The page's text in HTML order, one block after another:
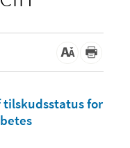
for